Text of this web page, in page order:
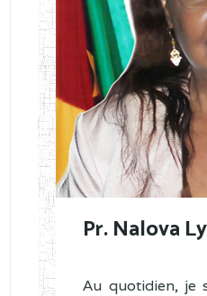
Pr. Nalova
Au quotidien, je